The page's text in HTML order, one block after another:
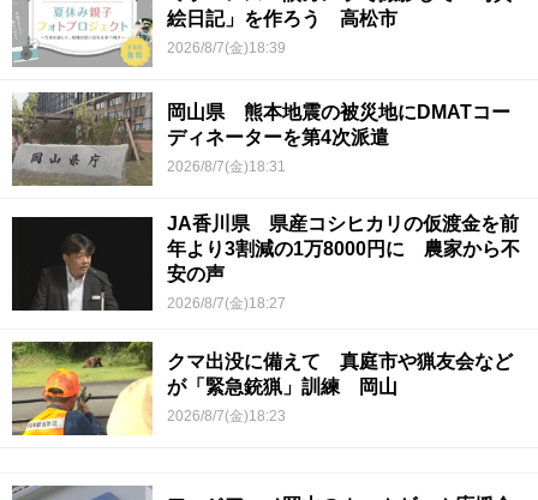
絵日記」を作ろう 高松市
2026/8/7(金)18:39
岡山県 熊本地震の被災地にDMATコー
ディネーターを第4次派遣
2026/8/7(金)18:31
JA香川県 県産コシヒカリの仮渡金を前
年より3割減の1万8000円に 農家から不
安の声
2026/8/7(金)18:27
クマ出没に備えて 真庭市や猟友会など
が「緊急銃猟」訓練 岡山
2026/8/7(金)18:23